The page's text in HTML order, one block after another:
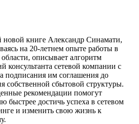
новой книге Александр Синамати,
на 20-летнем опыте работы в
описывает алгоритм
консультанта сетевой компании с
подписания им соглашения до
собственной сбытовой структуры.
рекомендации помогут
быстрее достичь успеха в сетевом
и изменить свою жизнь к